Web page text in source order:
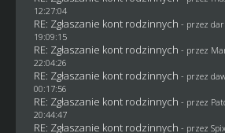
12:27:04
RE: Zgłaszanie kont rodzinnych - przez
19:09:15
RE: Zgłaszanie kont rodzinnych - przez
22:04:26
RE: Zgłaszanie kont rodzinnych - przez
00:17:56
RE: Zgłaszanie kont rodzinnych - przez
20:44:47
RE: Zgłaszanie kont rodzinnych - przez